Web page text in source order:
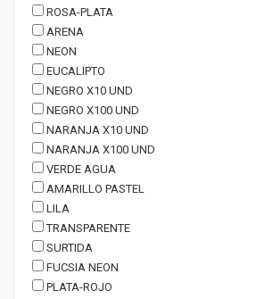
ROSA-PLATA
ARENA
NEON
EUCALIPTO
NEGRO X10 UND
NEGRO X100 UND
NARANJA X10 UND
NARANJA X100 UND
VERDE AGUA
AMARILLO PASTEL
LILA
TRANSPARENTE
SURTIDA
FUCSIA NEON
PLATA-ROJO